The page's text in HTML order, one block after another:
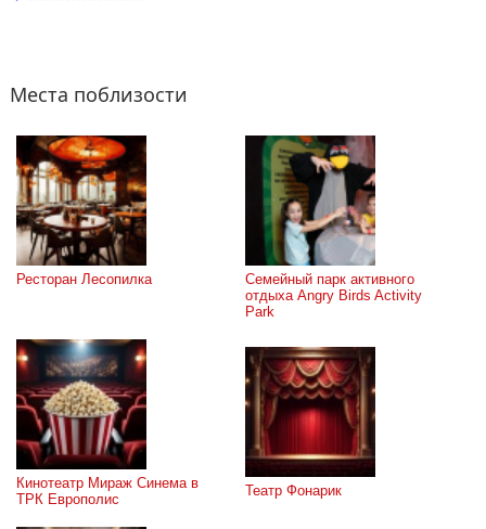
Места поблизости
Ресторан Лесопилка
Семейный парк активного
отдыха Angry Birds Activity
Park
Кинотеатр Мираж Синема в
ТРК Европолис
Театр Фонарик